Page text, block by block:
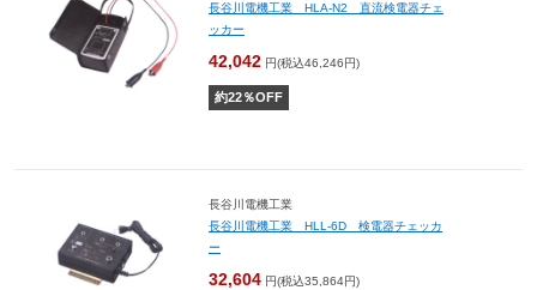
長谷川電機工業 HLA-N2 直流検電器チェ
ッカー
42,042 円(税込46,246円)
約22％OFF
長谷川電機工業
長谷川電機工業 HLL-6D 検電器チェッカ
ー
32,604 円(税込35,864円)